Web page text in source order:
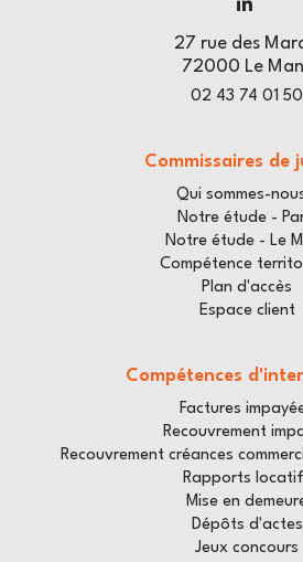
27 rue des
72000 Le
02 43 74 01 50
Commissaires de
Qui sommes-
Notre étude -
Notre étude - Le
Compétence
Plan d'accès
Espace client
Compétences
Factures
Recouvrement
Recouvrement créances
Rapports
Mise en
Dépôts d'actes
Jeux concours